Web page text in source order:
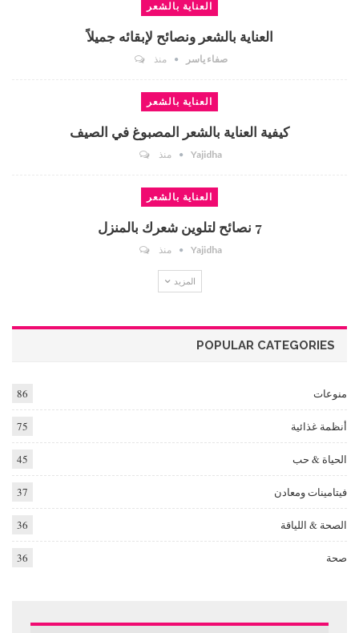
العناية بالشعر
العناية بالشعر ونصائح لإبقائه جميلاً
صفاء ياسر منذ
العناية بالشعر
كيفية العناية بالشعر المصبوغ في الصيف
Yajidha منذ
العناية بالشعر
7 نصائح لتلوين شعرك بالمنزل
Yajidha منذ
المزيد
POPULAR CATEGORIES
منوعات 86
أنظمة غذائية 75
الحياة & حب 45
فيتامينات ومعادن 37
الصحة & اللياقة 36
صحة 36